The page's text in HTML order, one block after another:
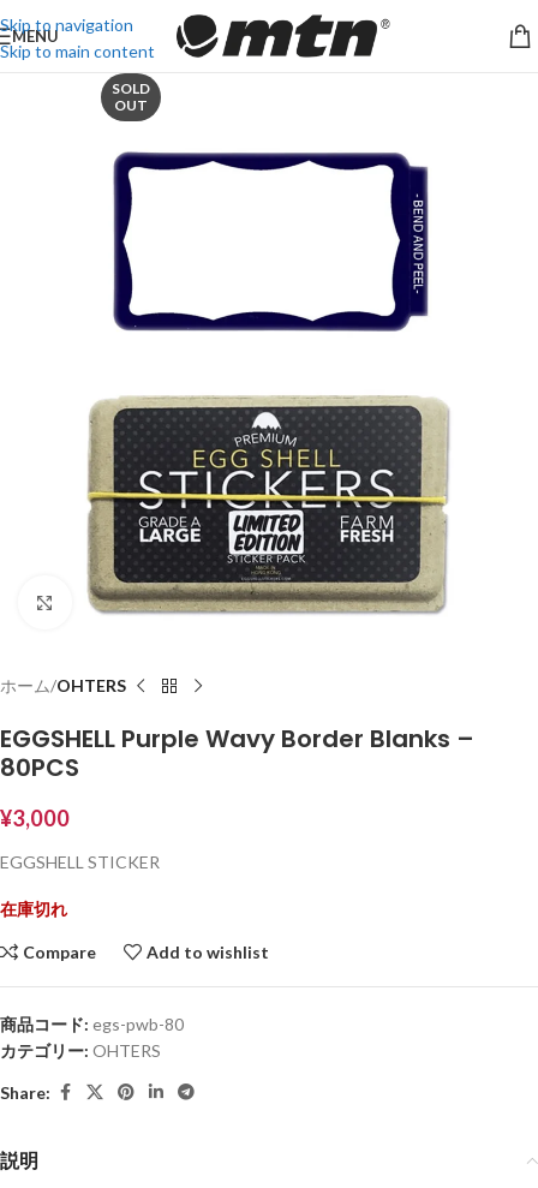
Skip to navigation
Skip to main content
MENU
SOLD
OUT
Click to enlarge
ホーム OHTERS
EGGSHELL Purple Wavy Border Blanks –
80PCS
¥3,000
EGGSHELL STICKER
在庫切れ
Compare Add to wishlist
商品コード: egs-pwb-80
カテゴリー: OHTERS
Share:
説明